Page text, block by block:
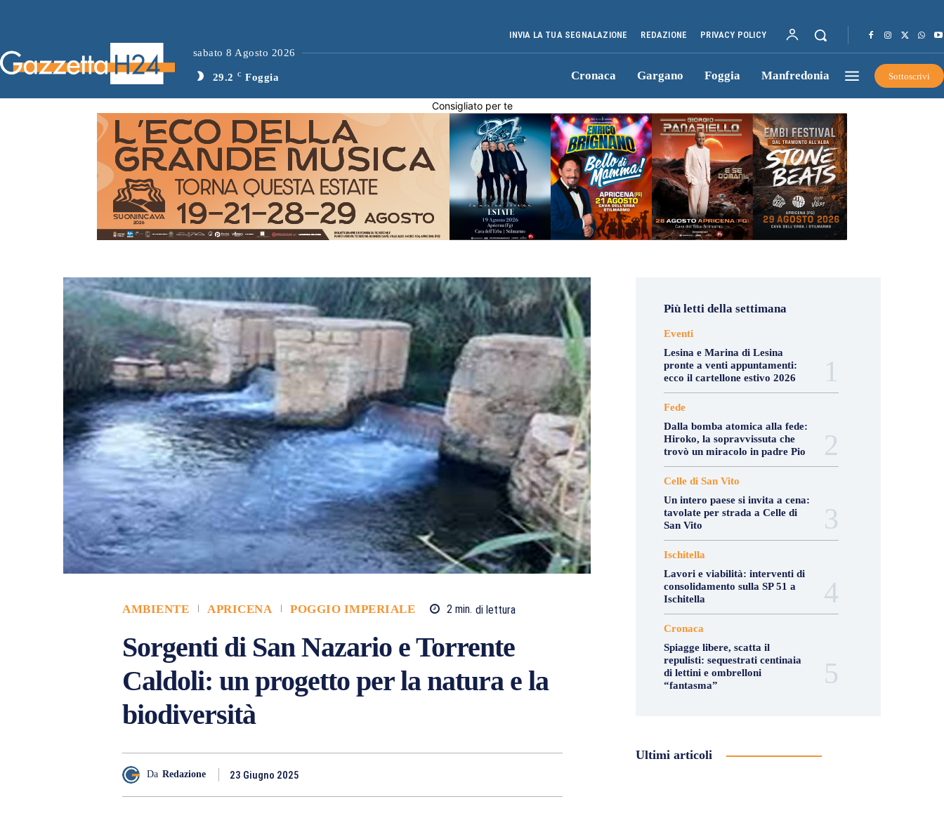
sabato 8 Agosto 2026
29.2 C Foggia
INVIA LA TUA SEGNALAZIONE REDAZIONE PRIVACY POLICY
Cronaca Gargano Foggia Manfredonia Sottoscrivi
Consigliato per te
AMBIENTE APRICENA POGGIO IMPERIALE 2 min. di lettura
Sorgenti di San Nazario e Torrente
Caldoli: un progetto per la natura e la
biodiversità
Da Redazione 23 Giugno 2025
Più letti della settimana
Eventi
Lesina e Marina di Lesina
pronte a venti appuntamenti:
ecco il cartellone estivo 2026
Fede
Dalla bomba atomica alla fede:
Hiroko, la sopravvissuta che
trovò un miracolo in padre Pio
Celle di San Vito
Un intero paese si invita a cena:
tavolate per strada a Celle di
San Vito
Ischitella
Lavori e viabilità: interventi di
consolidamento sulla SP 51 a
Ischitella
Cronaca
Spiagge libere, scatta il
repulisti: sequestrati centinaia
di lettini e ombrelloni
“fantasma”
Ultimi articoli